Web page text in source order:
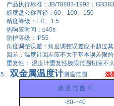
产品执行标准：JB/T8803-1998；
标度盘公称直径：60、100、150
精度等级：1.0、1.5
热响应时间：≤40s
防护等级：IP55
角度调整误差：角度调整误差应不超过
回差：温度计回差应不大于基本误差限
重复性： 温度计重复性极限范围切应不
5、 双金属温度计测温范围
选
测 温 范 围 ℃
-80-+40